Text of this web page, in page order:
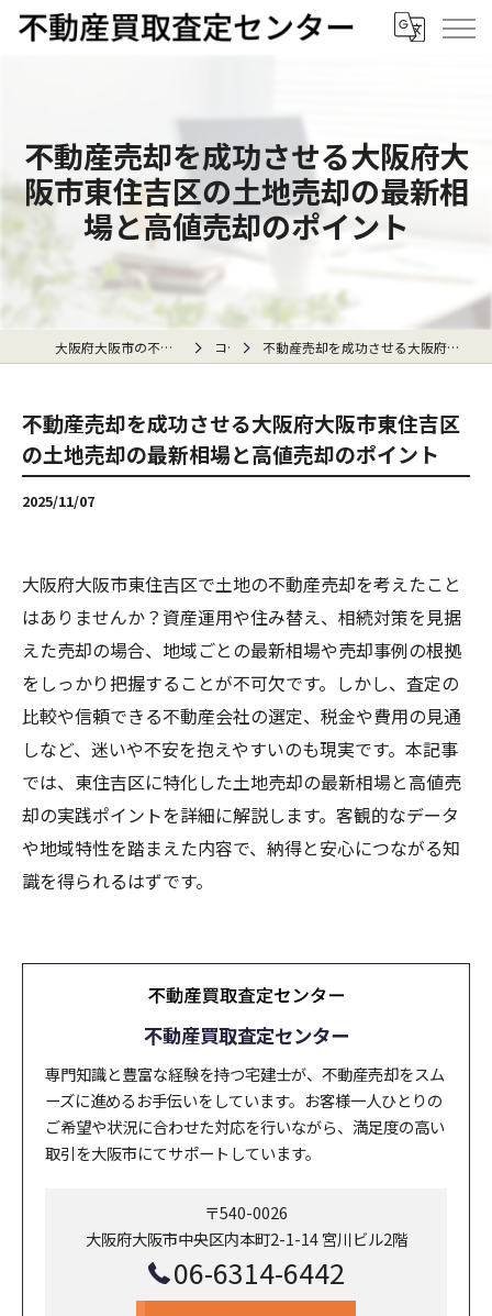
不動産売却を成功させる大阪府大
阪市東住吉区の土地売却の最新相
場と高値売却のポイント
大阪府大阪市の不動産売却なら不動産買取査定センター コラム 不動産売却を成功させる大阪府大阪市東住吉区の土地売却の最新相場と高値売却のポイント
不動産売却を成功させる大阪府大阪市東住吉区
の土地売却の最新相場と高値売却のポイント
2025/11/07
大阪府大阪市東住吉区で土地の不動産売却を考えたこと
はありませんか？資産運用や住み替え、相続対策を見据
えた売却の場合、地域ごとの最新相場や売却事例の根拠
をしっかり把握することが不可欠です。しかし、査定の
比較や信頼できる不動産会社の選定、税金や費用の見通
しなど、迷いや不安を抱えやすいのも現実です。本記事
では、東住吉区に特化した土地売却の最新相場と高値売
却の実践ポイントを詳細に解説します。客観的なデータ
や地域特性を踏まえた内容で、納得と安心につながる知
識を得られるはずです。
不動産買取査定センター
専門知識と豊富な経験を持つ宅建士が、不動産売却をスム
ーズに進めるお手伝いをしています。お客様一人ひとりの
ご希望や状況に合わせた対応を行いながら、満足度の高い
取引を大阪市にてサポートしています。
〒540-0026
大阪府大阪市中央区内本町2-1-14 宮川ビル2階
06-6314-6442